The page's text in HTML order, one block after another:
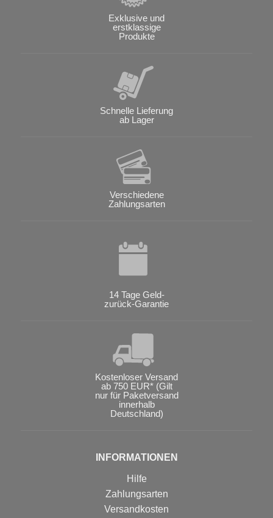
Exklusive und
erstklassige
Produkte
Schnelle Lieferung
ab Lager
Verschiedene
Zahlungsarten
14 Tage Geld-
zurück-Garantie
Kostenloser Versand
ab 750 EUR* (Gilt
nur für Paketversand
innerhalb
Deutschland)
INFORMATIONEN
Hilfe
Zahlungsarten
Versandkosten